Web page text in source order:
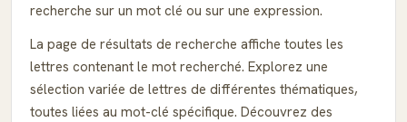
recherche sur un mot clé ou sur une expression.
La page de résultats de recherche affiche toutes les
lettres contenant le mot recherché. Explorez une
sélection variée de lettres de différentes thématiques,
toutes liées au mot-clé spécifique. Découvrez des